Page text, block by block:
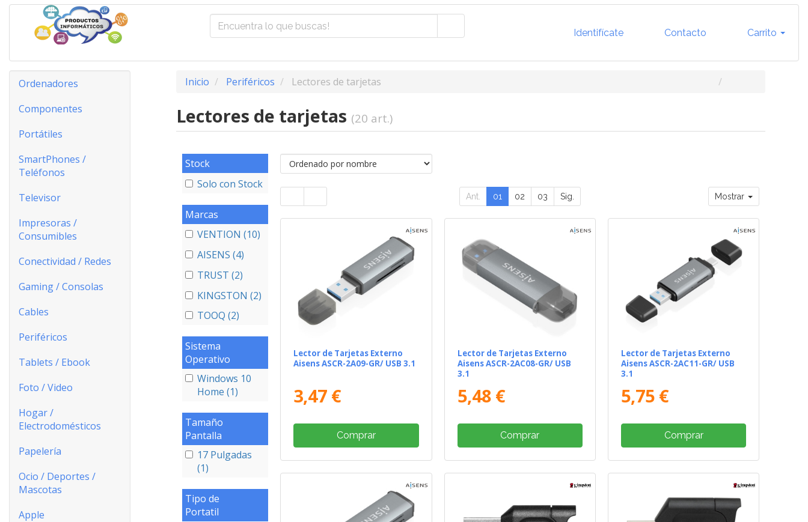
Identifícate Contacto Carrito
Ordenadores
Componentes
Portátiles
SmartPhones /
Teléfonos
Televisor
Impresoras /
Consumibles
Conectividad / Redes
Gaming / Consolas
Cables
Periféricos
Tablets / Ebook
Foto / Video
Hogar /
Electrodomésticos
Papelería
Ocio / Deportes /
Mascotas
Apple
Inicio Periféricos Lectores de tarjetas
Lectores de tarjetas (20 art.)
Stock
Solo con Stock
Marcas
VENTION (10)
AISENS (4)
TRUST (2)
KINGSTON (2)
TOOQ (2)
Sistema
Operativo
Windows 10
Home (1)
Tamaño
Pantalla
17 Pulgadas
(1)
Tipo de
Portatil
Ant. 01 02 03 Sig. Mostrar
Lector de Tarjetas Externo
Aisens ASCR-2A09-GR/ USB 3.1
3,47 €
Comprar
Lector de Tarjetas Externo
Aisens ASCR-2AC08-GR/ USB
3.1
5,48 €
Comprar
Lector de Tarjetas Externo
Aisens ASCR-2AC11-GR/ USB
3.1
5,75 €
Comprar